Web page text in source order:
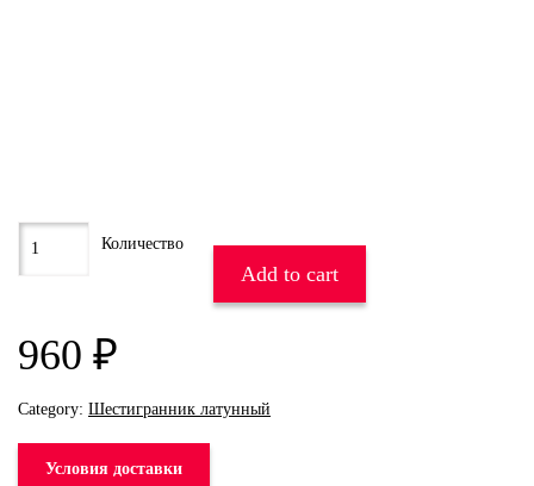
960 ₽
Add to cart
Category: Шестигранник латунный
Условия доставки